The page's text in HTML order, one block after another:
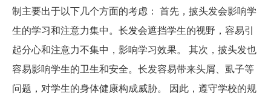
制主要出于以下几个方面的考虑： 首先，披头发会影响学
生的学习和注意力集中。长发会遮挡学生的视野，容易引
起分心和注意力不集中，影响学习效果。 其次，披头发也
容易影响学生的卫生和安全。长发容易带来头屑、虱子等
问题，对学生的身体健康构成威胁。 因此，遵守学校的规